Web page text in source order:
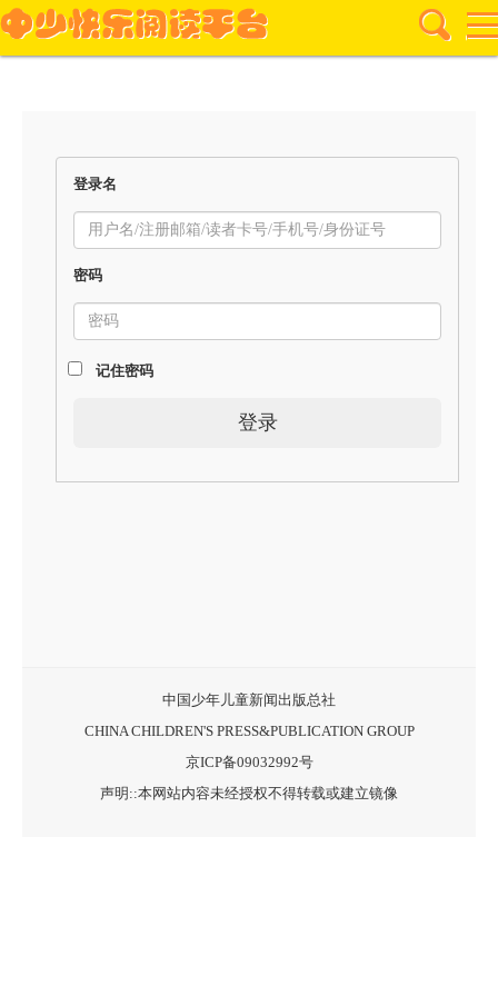
登录名
密码
记住密码
登录
中国少年儿童新闻出版总社
CHINA CHILDREN'S PRESS&PUBLICATION GROUP
京ICP备09032992号
声明::本网站内容未经授权不得转载或建立镜像